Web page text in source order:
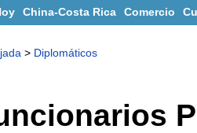
China-Costa Rica Comercio
> Diplomáticos